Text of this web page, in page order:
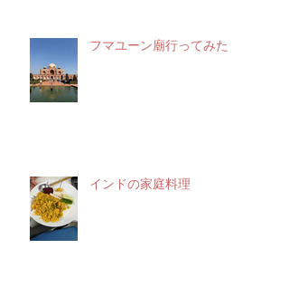
フマユーン廟行ってみた
インドの家庭料理